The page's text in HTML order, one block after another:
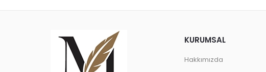
KURUMSAL
Hakkımızda